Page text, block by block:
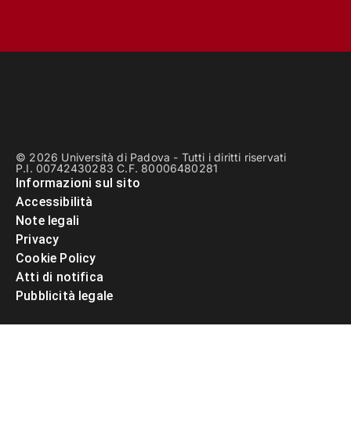
© 2026 Università di Padova - Tutti i diritti riservati
P.I. 00742430283 C.F. 80006480281
Informazioni sul sito
Accessibilità
Note legali
Privacy
Cookie Policy
Atti di notifica
Pubblicità legale